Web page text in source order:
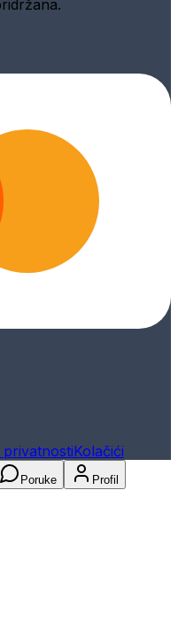
privatnostiKolačići
Poruke Profil